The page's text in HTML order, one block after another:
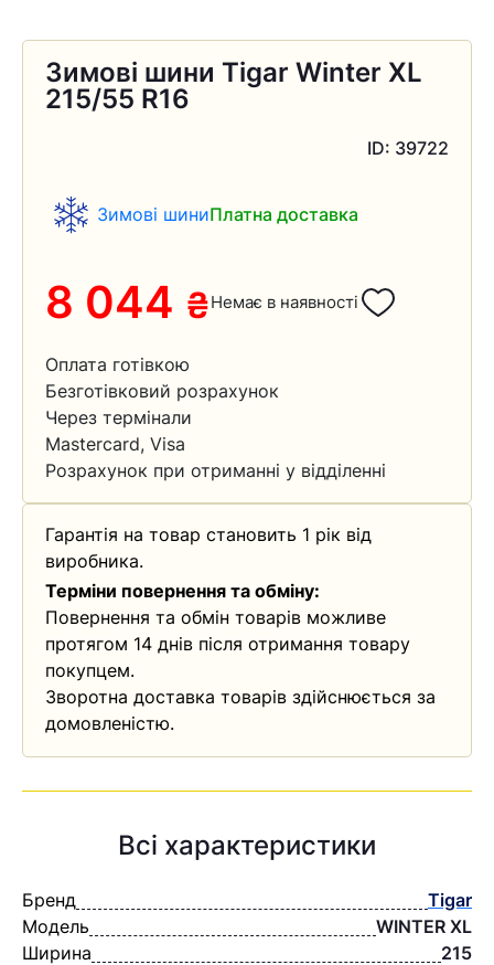
Зимові шини Tigar Winter XL
215/55 R16
ID: 39722
Зимові шиниПлатна доставка
8 044 ₴Немає в наявності
Оплата готівкою
Безготівковий розрахунок
Через термінали
Mastercard, Visa
Розрахунок при отриманні у відділенні
Гарантія на товар становить 1 рік від
виробника.
Терміни повернення та обміну:
Повернення та обмін товарів можливе
протягом 14 днів після отримання товару
покупцем.
Зворотна доставка товарів здійснюється за
домовленістю.
Всі характеристики
Бренд
Tigar
Модель
WINTЕR XL
Ширина
215